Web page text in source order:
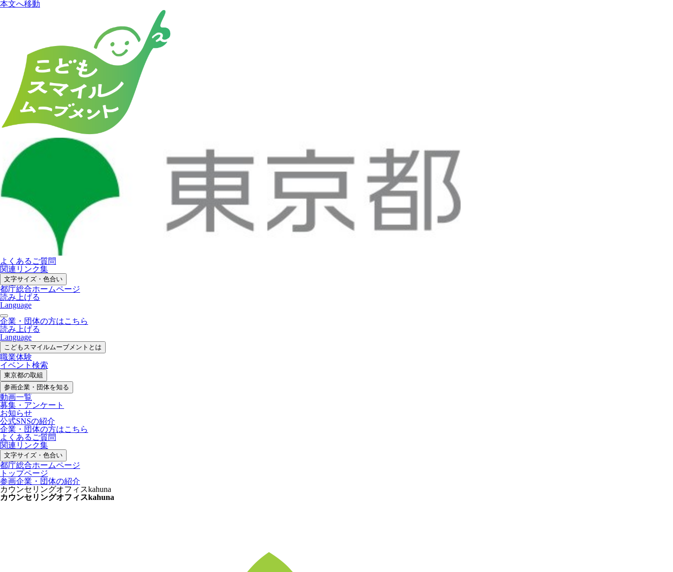
本文へ移動
よくあるご質問
関連リンク集
文字サイズ・色合い
都庁総合ホームページ
読み上げる
Language
企業・団体の方はこちら
読み上げる
Language
こどもスマイルムーブメントとは
職業体験
イベント検索
東京都の取組
参画企業・ 団体を知る
動画一覧
募集・ アンケート
お知らせ
公式SNSの紹介
企業・団体の方はこちら
よくあるご質問
関連リンク集
文字サイズ・色合い
都庁総合ホームページ
トップページ
参画企業・団体の紹介
カウンセリングオフィスkahuna
カウンセリングオフィスkahuna